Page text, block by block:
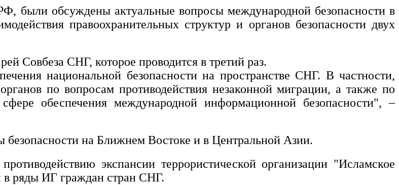
были обсуждены актуальные вопросы международной безопасности в
правоохранительных структур и органов безопасности двух
Совбеза СНГ, которое проводится в третий раз.
национальной безопасности на пространстве СНГ. В частности,
по вопросам противодействия незаконной миграции, а также по
обеспечения международной информационной безопасности", –
на Ближнем Востоке и в Центральной Азии.
экспансии террористической организации "Исламское
в ряды ИГ граждан стран СНГ.